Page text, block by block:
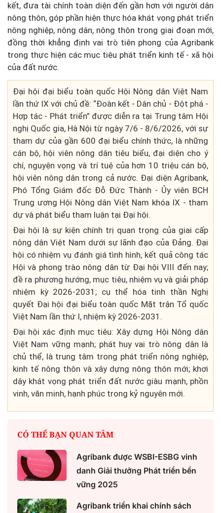
kết, đưa tài chính toàn diện đến gần hơn với người dân
nông thôn, góp phần hiện thực hóa khát vọng phát triển
nông nghiệp, nông dân, nông thôn trong giai đoạn mới,
đồng thời khẳng định vai trò tiên phong của Agribank
trong thực hiện các mục tiêu phát triển kinh tế - xã hội
của đất nước.
Đại hội đại biểu toàn quốc Hội Nông dân Việt Nam
lần thứ IX với chủ đề: “Đoàn kết - Dân chủ - Đột phá -
Hợp tác - Phát triển” được diễn ra tại Trung tâm Hội
nghị Quốc gia, Hà Nội từ ngày 7/6 - 8/6/2026, với sự
tham dự của gần 600 đại biểu chính thức, là những
cán bộ, hội viên nông dân tiêu biểu, đại diện cho ý
chí, nguyện vọng và trí tuệ của hơn 10 triệu cán bộ,
hội viên nông dân trong cả nước. Đại diện Agribank,
Phó Tổng Giám đốc Đỗ Đức Thành - Ủy viên BCH
Trung ương Hội Nông dân Việt Nam khóa IX - tham
dự và phát biểu tham luận tại Đại hội.
Đại hội là sự kiện chính trị quan trọng của giai cấp
nông dân Việt Nam dưới sự lãnh đạo của Đảng. Đại
hội có nhiệm vụ đánh giá tình hình, kết quả công tác
Hội và phong trào nông dân từ Đại hội VIII đến nay;
đề ra phương hướng, mục tiêu, nhiệm vụ và giải pháp
nhiệm kỳ 2026-2031; cụ thể hóa tinh thần Nghị
quyết Đại hội đại biểu toàn quốc Mặt trận Tổ quốc
Việt Nam lần thứ I, nhiệm kỳ 2026-2031.
Đại hội xác định mục tiêu: Xây dựng Hội Nông dân
Việt Nam vững mạnh; phát huy vai trò nông dân là
chủ thể, là trung tâm trong phát triển nông nghiệp,
kinh tế nông thôn và xây dựng nông thôn mới; khơi
dậy khát vọng phát triển đất nước giàu mạnh, phồn
vinh, văn minh, hạnh phúc trong kỷ nguyên mới.
CÓ THỂ BẠN QUAN TÂM
Agribank được WSBI-ESBG vinh
danh Giải thưởng Phát triển bền
vững 2025
Agribank triển khai chính sách